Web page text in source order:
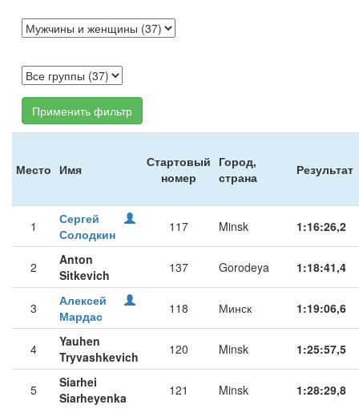
Применить фильтр
Место Имя
Стартовый
номер
Город,
страна
Результат
1
Сергей
Солодкин
117 Minsk 1:16:26,2
2
Anton
Sitkevich
137 Gorodeya 1:18:41,4
3
Алексей
Мардас
118 Минск 1:19:06,6
4
Yauhen
Tryvashkevich
120 Minsk 1:25:57,5
5
Siarhei
Siarheyenka
121 Minsk 1:28:29,8